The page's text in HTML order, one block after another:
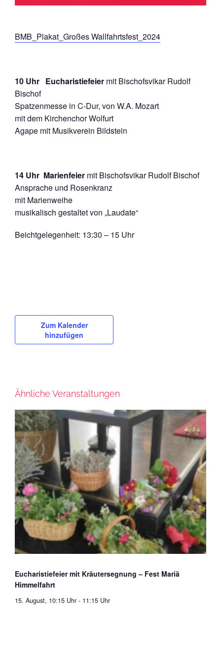
BMB_Plakat_Großes Wallfahrtsfest_2024
10 Uhr Eucharistiefeier mit Bischofsvikar Rudolf
Bischof
Spatzenmesse in C-Dur, von W.A. Mozart
mit dem Kirchenchor Wolfurt
Agape mit Musikverein Bildstein
14 Uhr Marienfeier mit Bischofsvikar Rudolf Bischof
Ansprache und Rosenkranz
mit Marienweihe
musikalisch gestaltet von „Laudate“
Beichtgelegenheit: 13:30 – 15 Uhr
Zum Kalender
hinzufügen
Ähnliche Veranstaltungen
Eucharistiefeier mit Kräutersegnung – Fest Mariä
Himmelfahrt
15. August, 10:15 Uhr - 11:15 Uhr